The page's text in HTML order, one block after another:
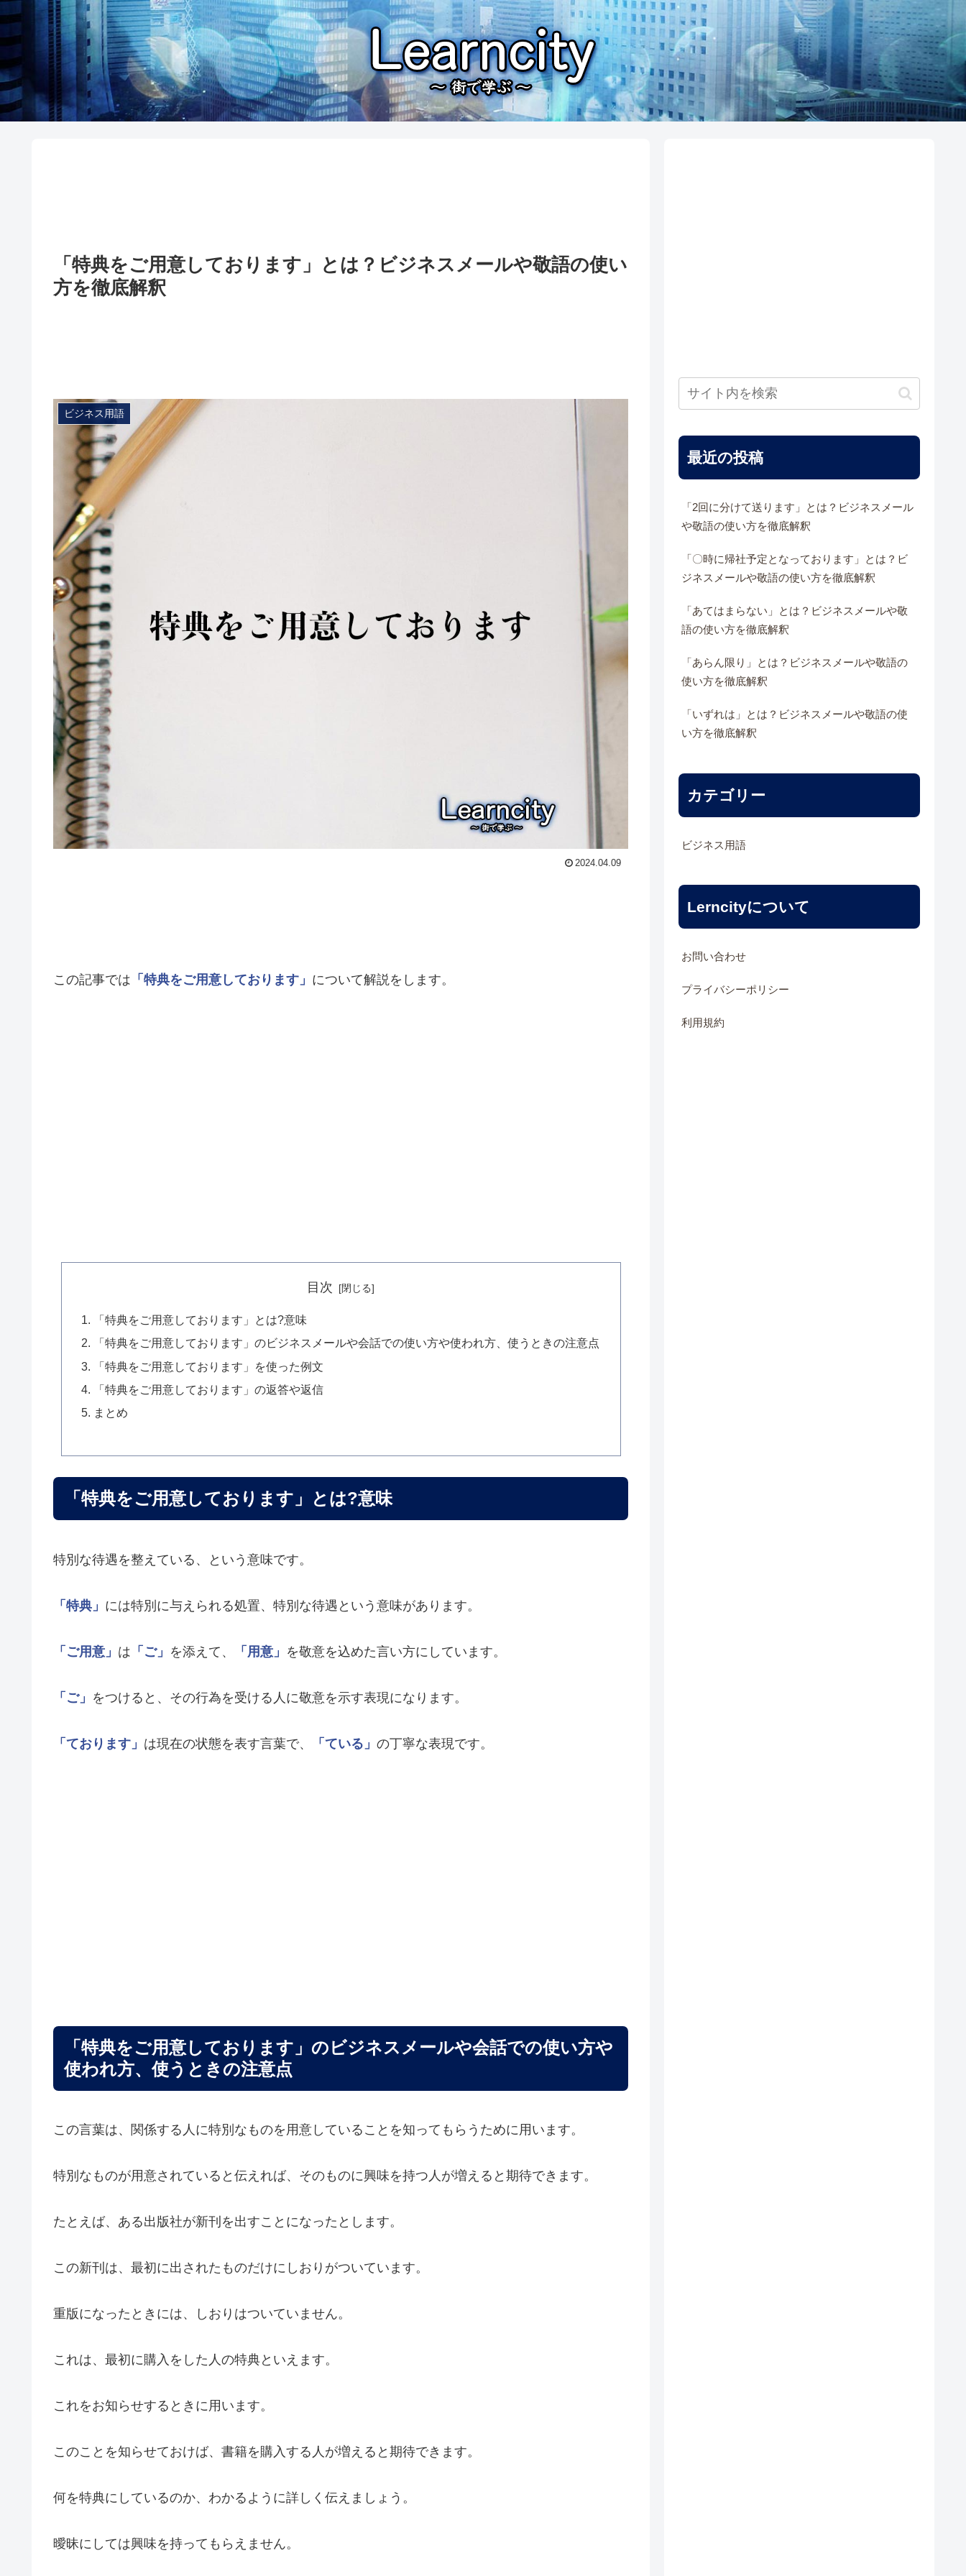
「特典をご用意しております」とは？ビジネスメールや敬語の使い
方を徹底解釈
ビジネス用語
2024.04.09
この記事では 「特典をご用意しております」 について解説をします。
目次
「特典をご用意しております」とは?意味
「特典をご用意しております」のビジネスメールや会話での使い方や使われ方、使うときの注意点
「特典をご用意しております」を使った例文
「特典をご用意しております」の返答や返信
まとめ
「特典をご用意しております」とは?意味
特別な待遇を整えている、という意味です。
「特典」 には特別に与えられる処置、特別な待遇という意味があります。
「ご用意」 は 「ご」 を添えて、 「用意」 を敬意を込めた言い方にしています。
「ご」 をつけると、その行為を受ける人に敬意を示す表現になります。
「ております」 は現在の状態を表す言葉で、 「ている」 の丁寧な表現です。
「特典をご用意しております」のビジネスメールや会話での使い方や
使われ方、使うときの注意点
この言葉は、関係する人に特別なものを用意していることを知ってもらうために用います。
特別なものが用意されていると伝えれば、そのものに興味を持つ人が増えると期待できます。
たとえば、ある出版社が新刊を出すことになったとします。
この新刊は、最初に出されたものだけにしおりがついています。
重版になったときには、しおりはついていません。
これは、最初に購入をした人の特典といえます。
これをお知らせするときに用います。
このことを知らせておけば、書籍を購入する人が増えると期待できます。
何を特典にしているのか、わかるように詳しく伝えましょう。
曖昧にしては興味を持ってもらえません。
最近の投稿
「2回に分けて送ります」とは？ビジネスメール
や敬語の使い方を徹底解釈
「〇時に帰社予定となっております」とは？ビ
ジネスメールや敬語の使い方を徹底解釈
「あてはまらない」とは？ビジネスメールや敬
語の使い方を徹底解釈
「あらん限り」とは？ビジネスメールや敬語の
使い方を徹底解釈
「いずれは」とは？ビジネスメールや敬語の使
い方を徹底解釈
カテゴリー
ビジネス用語
Lerncityについて
お問い合わせ
プライバシーポリシー
利用規約